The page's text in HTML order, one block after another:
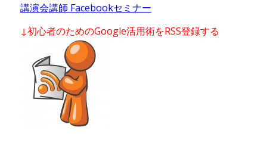
講演会講師 Facebookセミナー
↓初心者のためのGoogle活用術をRSS登録する